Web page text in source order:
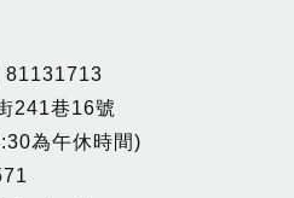
81131713
241巷16號
為午休時間)